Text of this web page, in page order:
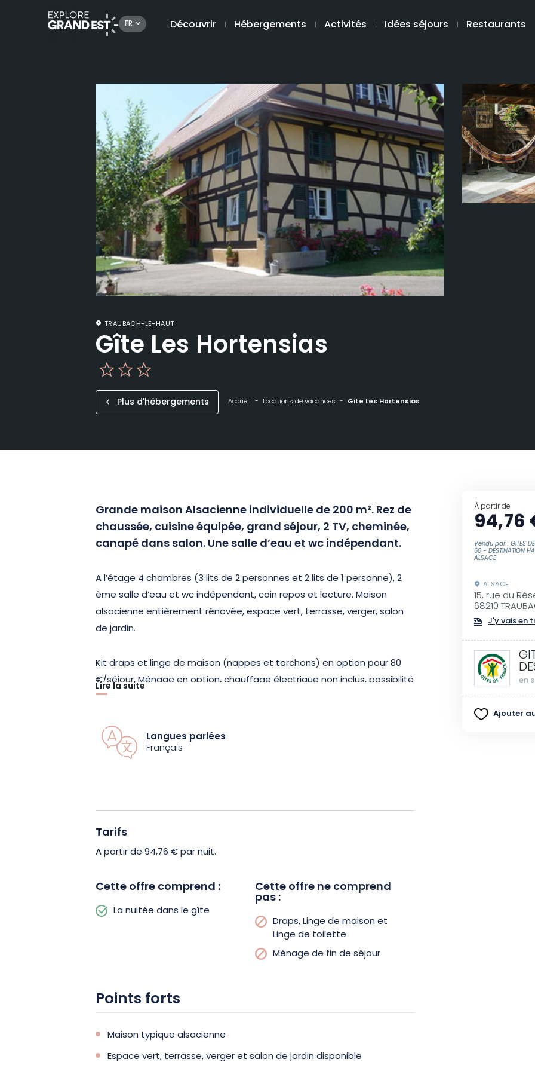
FR Découvrir Hébergements Activités Idées séjours Restaurants
TRAUBACH-LE-HAUT
Gîte Les Hortensias
Plus d'hébergements Accueil Locations de vacances Gîte Les Hortensias
Grande maison Alsacienne individuelle de 200 m². Rez de
chaussée, cuisine équipée, grand séjour, 2 TV, cheminée,
canapé dans salon. Une salle d’eau et wc indépendant.
A l’étage 4 chambres (3 lits de 2 personnes et 2 lits de 1 personne), 2
ème salle d’eau et wc indépendant, coin repos et lecture. Maison
alsacienne entièrement rénovée, espace vert, terrasse, verger, salon
de jardin.
Kit draps et linge de maison (nappes et torchons) en option pour 80
€/séjour, Ménage en option, chauffage électrique non inclus, possibilité
d’utiliser la cheminée pour panier de 6 bûches à 15 €. Animaux non
Pas de connexion wifi disponible.
Lire la suite
Langues parlées
Français
Tarifs
A partir de 94,76 € par nuit.
Cette offre comprend :
La nuitée dans le gîte
Cette offre ne comprend
pas :
Draps, Linge de maison et
Linge de toilette
Ménage de fin de séjour
Points forts
Maison typique alsacienne
Espace vert, terrasse, verger et salon de jardin disponible
À partir de
94,76
Vendu par : GITES
68 - DESTINATION
ALSACE
ALSACE
15, rue du
68210
J'y vais en
en
Ajouter